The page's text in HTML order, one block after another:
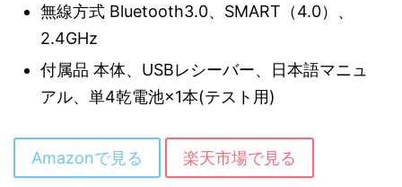
無線方式 Bluetooth3.0、SMART（4.0）、
2.4GHz
付属品 本体、USBレシーバー、日本語マニュ
アル、単4乾電池×1本(テスト用)
Amazonで見る 楽天市場で見る